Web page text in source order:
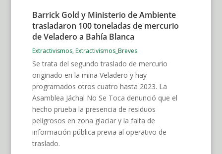
Barrick Gold y Ministerio de Ambiente
trasladaron 100 toneladas de mercurio
de Veladero a Bahía Blanca
Extractivismos,Extractivismos_Breves
Se trata del segundo traslado de mercurio
originado en la mina Veladero y hay
programados otros cuatro hasta 2023. La
Asamblea Jáchal No Se Toca denunció que el
hecho prueba la presencia de residuos
peligrosos en zona glaciar y la falta de
información pública previa al operativo de
traslado.